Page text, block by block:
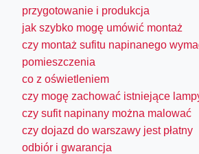
przygotowanie i produkcja
jak szybko mogę umówić montaż
czy montaż sufitu napinanego
pomieszczenia
co z oświetleniem
czy mogę zachować istniejące
czy sufit napinany można malować
czy dojazd do warszawy jest płatny
odbiór i gwarancja